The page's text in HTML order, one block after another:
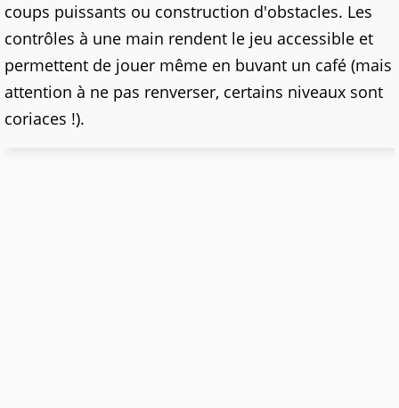
coups puissants ou construction d'obstacles. Les
contrôles à une main rendent le jeu accessible et
permettent de jouer même en buvant un café (mais
attention à ne pas renverser, certains niveaux sont
coriaces !).